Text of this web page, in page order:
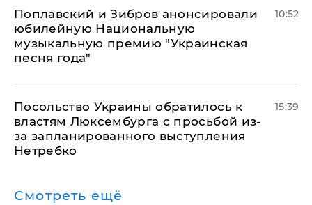
Поплавский и Зибров анонсировали
юбилейную Национальную
музыкальную премию "Украинская
песня года"
10:52
Посольство Украины обратилось к
властям Люксембурга с просьбой из-
за запланированного выступления
Нетребко
15:39
Смотреть ещё